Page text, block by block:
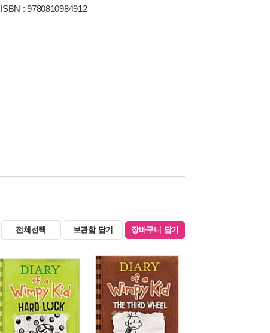
ISBN : 9780810984912
전체선택 보관함 담기 장바구니 담기